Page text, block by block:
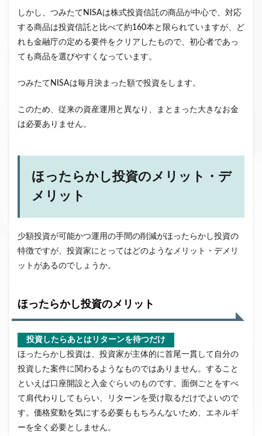
しかし、つみたてNISAは株式投資信託の商品が中心で、対応
する商品は投資信託と比べて約160本と限られていますが、ど
れも金融庁の定める要件をクリアしたもので、初心者であっ
ても商品を選びやすくなっています。
つみたてNISAは毎月決まった額で投資をします。
このため、従来の資産運用と異なり、まとまった大きなお金
は必要ありません。
ほったらかし投資のメリット・デ
メリット
少額投資が可能かつ運用の手間の削減がほったらかし投資の
特徴ですが、投資家にとってはどのようなメリット・デメリ
ットがあるのでしょうか。
ほったらかし投資のメリット
投資したらあとはリターンを待つだけ
ほったらかし投資は、投資家が主体的に首尾一貫して自分の
投資した案件に関わるようなものではありません。すること
といえば口座開設と入金ぐらいのものです。面倒ごとをすべ
て肩代わりしてもらい、リターンを受け取るだけでよいので
す。価格変動を気にする必要ももちろんないため、エネルギ
ーを全く必要としません。